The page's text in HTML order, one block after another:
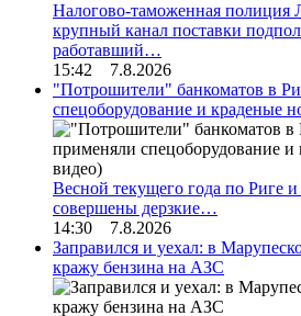
Налогово-таможенная полиция
крупный канал поставки
работавший…
15:42 7.8.2026
"Потрошители" банкоматов в
спецоборудование и краденые
Весной текущего года по Риге
совершены дерзкие…
14:30 7.8.2026
Заправился и уехал: в
кражу бензина на АЗС